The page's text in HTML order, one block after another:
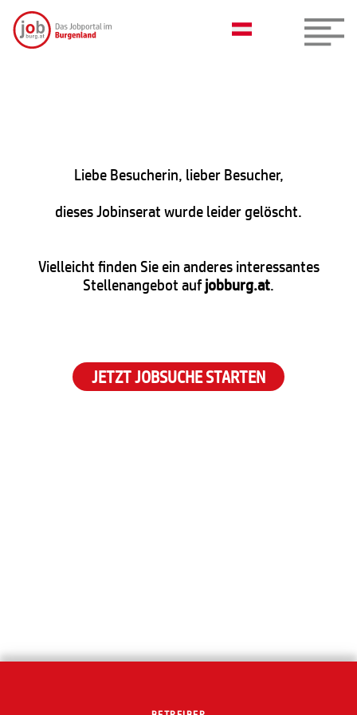
Liebe Besucherin, lieber Besucher,
dieses Jobinserat wurde leider gelöscht.
Vielleicht finden Sie ein anderes interessantes
Stellenangebot aufjobburg.at.
JETZT JOBSUCHE STARTEN